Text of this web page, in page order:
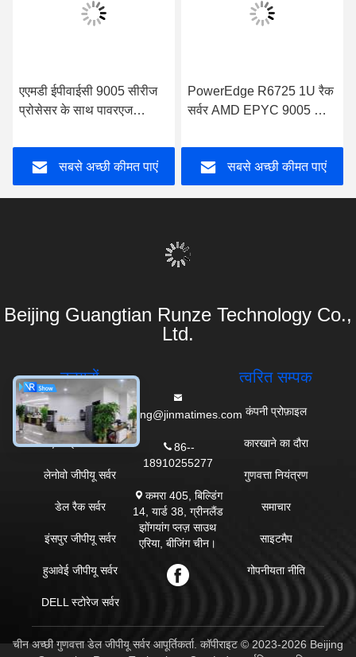
एएमडी ईपीवाईसी 9005 सीरीज
प्रोसेसर के साथ पावरएज
सबसे अच्छी कीमत पाएं
PowerEdge R6725 1U रैक
सर्वर AMD EPYC 9005 और
24 DDR5 DIMM स्लॉट के
सबसे अच्छी कीमत पाएं